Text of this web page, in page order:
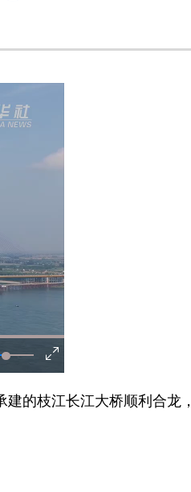
的枝江长江大桥顺利合龙，